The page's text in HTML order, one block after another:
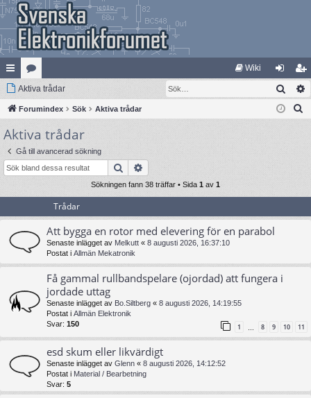
na
bb
lä
nk
ar
at
eg
ori
er
Wiki
og
ga
li
m
Aktiva trådar Sök
Forumindex Sök Aktiva trådar
Aktiva trådar
Gå till avancerad sökning
Sök
Sökningen fann 38 träffar • Sida 1 av 1
Trådar
Att bygga en rotor med elevering för en parabol
Senaste inlägget av Melkutt « 8 augusti 2026, 16:37:10
Postat i Allmän Mekatronik
Få gammal rullbandspelare (ojordad) att fungera i
jordade uttag
Senaste inlägget av Bo.Siltberg « 8 augusti 2026, 14:19:55
Postat i Allmän Elektronik
Svar: 150 1 … 8 9 10 11
esd skum eller likvärdigt
Senaste inlägget av Glenn « 8 augusti 2026, 14:12:52
Postat i Material / Bearbetning
Svar: 5